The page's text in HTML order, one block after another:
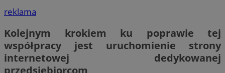
reklama
Kolejnym krokiem ku poprawie tej
współpracy jest uruchomienie strony
internetowej dedykowanej